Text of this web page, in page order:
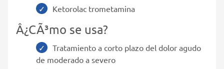
Ketorolac trometamina
Â¿CÃ³mo se usa?
Tratamiento a corto plazo del dolor agudo
de moderado a severo